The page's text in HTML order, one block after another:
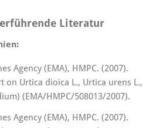
Literatur
Agency (EMA), HMPC. (2007).
on Urtica dioica L., Urtica urens L.,
(EMA/HMPC/508013/2007).
Agency (EMA), HMPC. (2007).